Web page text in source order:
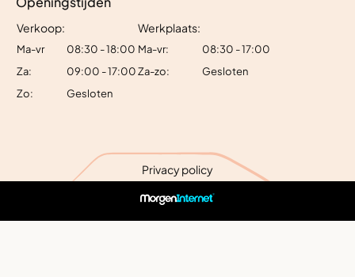
Verkoop:
Ma-vr
08:30 - 18:00
Za:
09:00 - 17:00
Zo:
Gesloten
Werkplaats:
Ma-vr:
08:30 - 17:00
Za-zo:
Gesloten
Privacy policy